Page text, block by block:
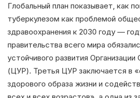
Глобальный план показывает, как
туберкулезом как проблемой
здравоохранения к 2030 году —
правительства всего мира
устойчивого развития
(ЦУР). Третья ЦУР заключается в
здорового образа жизни и